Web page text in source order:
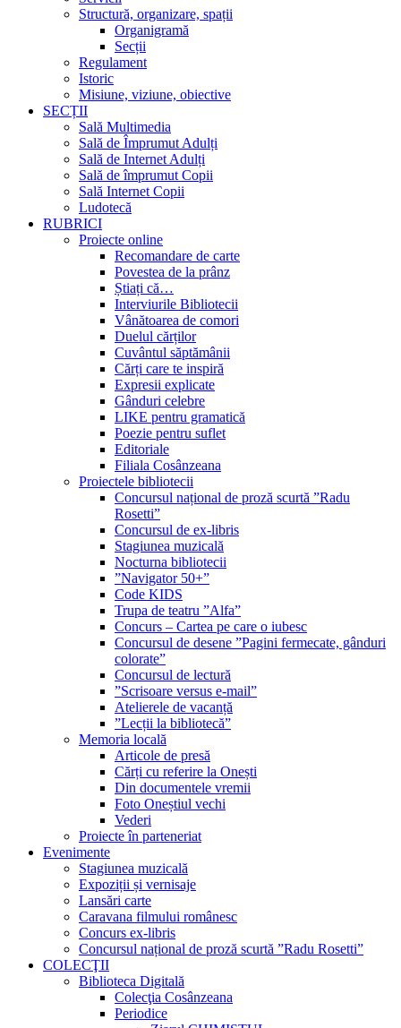
Structură, organizare, spații
Organigramă
Secții
Regulament
Istoric
Misiune, viziune, obiective
SECȚII
Sală Multimedia
Sală de Împrumut Adulți
Sală de Internet Adulți
Sală de împrumut Copii
Sală Internet Copii
Ludotecă
RUBRICI
Proiecte online
Recomandare de carte
Povestea de la prânz
Știați că…
Interviurile Bibliotecii
Vânătoarea de comori
Duelul cărților
Cuvântul săptămânii
Cărți care te inspiră
Expresii explicate
Gânduri celebre
LIKE pentru gramatică
Poezie pentru suflet
Editoriale
Filiala Cosânzeana
Proiectele bibliotecii
Concursul național de proză scurtă ”Radu
Rosetti”
Concursul de ex-libris
Stagiunea muzicală
Nocturna bibliotecii
”Navigator 50+”
Code KIDS
Trupa de teatru ”Alfa”
Concurs – Cartea pe care o iubesc
Concursul de desene ”Pagini fermecate, gânduri
colorate”
Concursul de lectură
”Scrisoare versus e-mail”
Atelierele de vacanță
”Lecții la bibliotecă”
Memoria locală
Articole de presă
Cărți cu referire la Onești
Din documentele vremii
Foto Oneștiul vechi
Vederi
Proiecte în parteneriat
Evenimente
Stagiunea muzicală
Expoziții și vernisaje
Lansări carte
Caravana filmului românesc
Concurs ex-libris
Concursul național de proză scurtă ”Radu Rosetti”
COLECŢII
Biblioteca Digitală
Colecţia Cosânzeana
Periodice